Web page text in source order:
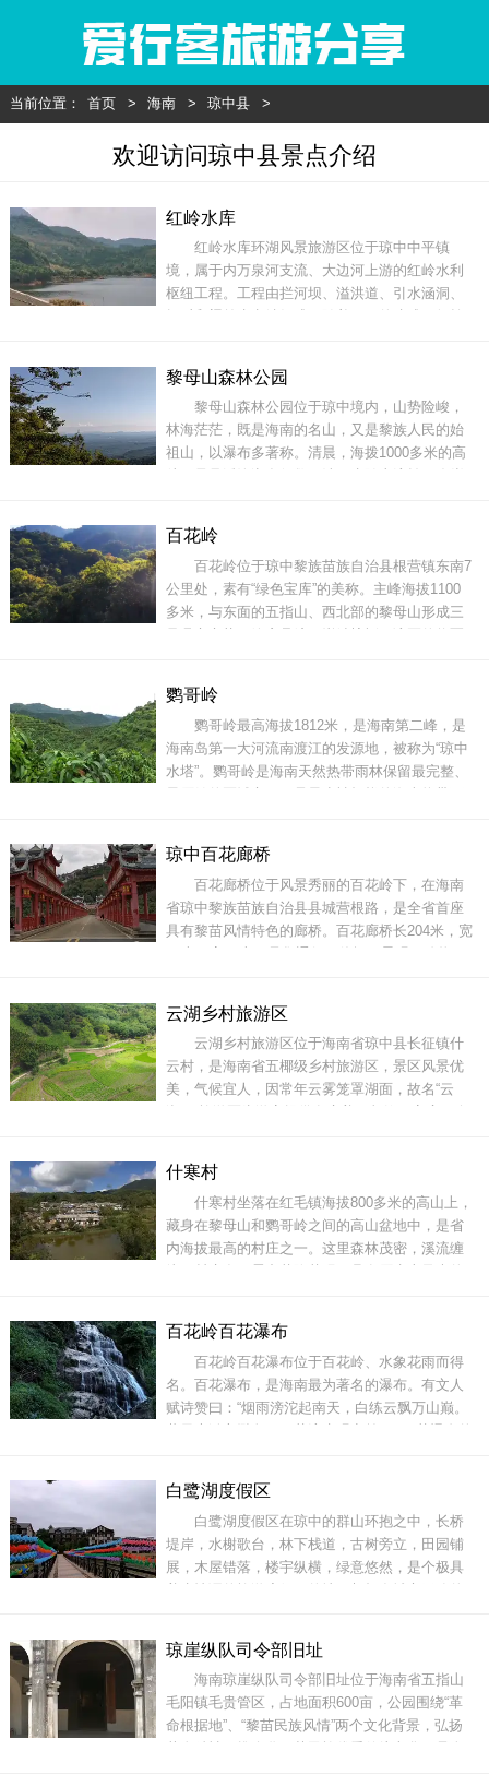
当前位置： 首页 > 海南 > 琼中县 >
欢迎访问琼中县景点介绍
红岭水库
红岭水库环湖风景旅游区位于琼中中平镇
境，属于内万泉河支流、大边河上游的红岭水利
枢纽工程。工程由拦河坝、溢洪道、引水涵洞、
红”茶产地。红岭水库波光浩淼，湖水清亮如镜，
清澈蔚蓝。阳光照耀着碧绿的水面，清风微微，
水面顿
黎母山森林公园
黎母山森林公园位于琼中境内，山势险峻，
林海茫茫，既是海南的名山，又是黎族人民的始
祖山，以瀑布多著称。清晨，海拨1000多米的高
百态、亮丽迷人的瀑布大观，令人叫绝！黎母山
森林公园拥有丰富的热带天然森林，山青水秀，
风光旖旎，是一个热带植
百花岭
百花岭位于琼中黎族苗族自治县根营镇东南7
公里处，素有“绿色宝库”的美称。主峰海拔1100
多米，与东面的五指山、西北部的黎母山形成三
壮观迷人。百花岭还拥有百花溪以及观音岭、芭
蕉岭、马龙岭自然景观和百花一柱、聚仙台
鹦哥岭
鹦哥岭最高海拔1812米，是海南第二峰，是
海南岛第一大河流南渡江的发源地，被称为“琼中
水塔”。鹦哥岭是海南天然热带雨林保留最完整、
文化的摇篮，联合国非物质文化遗产黎族传统纺
染织绣技艺在这里传承。地址：海南省琼中县元
琼中百花廊桥
百花廊桥位于风景秀丽的百花岭下，在海南
省琼中黎族苗族自治县县城营根路，是全省首座
具有黎苗风情特色的廊桥。百花廊桥长204米，宽
16米，高18米，是集通行、休闲、景观、购物四
水，是一座集观光休闲与水陆交通相结合的黎苗
风情桥。廊桥建于百花岭处有画龙点睛之神韵。
气势雄
云湖乡村旅游区
云湖乡村旅游区位于海南省琼中县长征镇什
云村，是海南省五椰级乡村旅游区，景区风景优
美，气候宜人，因常年云雾笼罩湖面，故名“云
乡村自由行、热带雨林登山等服务。漫步云湖乡
村旅游区内，还能看到大片的九品香水莲花，它
既有
什寒村
什寒村坐落在红毛镇海拔800多米的高山上，
藏身在黎母山和鹦哥岭之间的高山盆地中，是省
内海拔最高的村庄之一。这里森林茂密，溪流缠
保护区内气候温和、雨量充沛，是什寒村这个世
外桃源与喧嚣俗世的天然屏障。据测定，这里的
空
百花岭百花瀑布
百花岭百花瀑布位于百花岭、水象花雨而得
名。百花瀑布，是海南最为著名的瀑布。有文人
赋诗赞曰：“烟雨滂沱起南天，白练云飘万山巅。
地面积被层厚，地下潜流充足，长年水流不歇，
它似一道银链悬挂在山间，水流顺崖而下，流水
落差
白鹭湖度假区
白鹭湖度假区在琼中的群山环抱之中，长桥
堤岸，水榭歌台，林下栈道，古树旁立，田园铺
展，木屋错落，楼宇纵横，绿意悠然，是个极具
养生情调的旅游度假目的地。想打发城市无聊的
长的环湖路，蔓草缠绕的水潭，白鹭翱翔的岛
屿，粗大挺拔的椰子树，横在湖中的如意拱桥，
栅栏围绕着的森林氧吧屋，充满夏
琼崖纵队司令部旧址
海南琼崖纵队司令部旧址位于海南省五指山
毛阳镇毛贵管区，占地面积600亩，公园围绕“革
命根据地”、“黎苗民族风情”两个文化背景，弘扬